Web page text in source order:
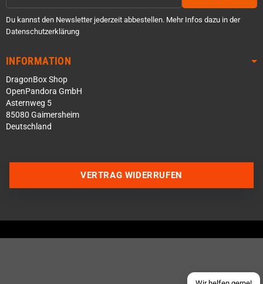
Du kannst den Newsletter jederzeit abbestellen. Mehr Infos dazu in der
Datenschutzerklärung
INFORMATION
DragonBox Shop
OpenPandora GmbH
Asternweg 5
85080 Gaimersheim
Deutschland
Über WhatsApp schreiben
Discord Server beitreten
Schick uns eine eMail
VERTRAG WIDERRUFEN